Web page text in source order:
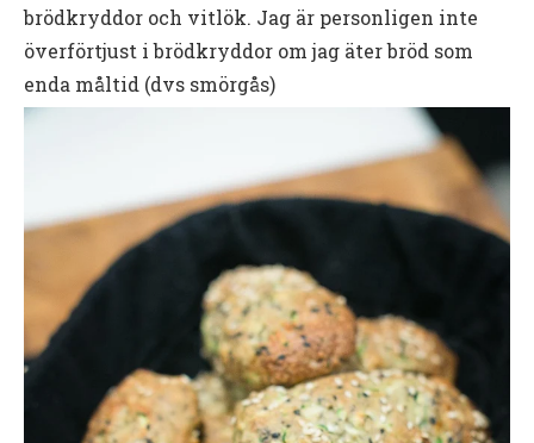
brödkryddor och vitlök. Jag är personligen inte
överförtjust i brödkryddor om jag äter bröd som
enda måltid (dvs smörgås)